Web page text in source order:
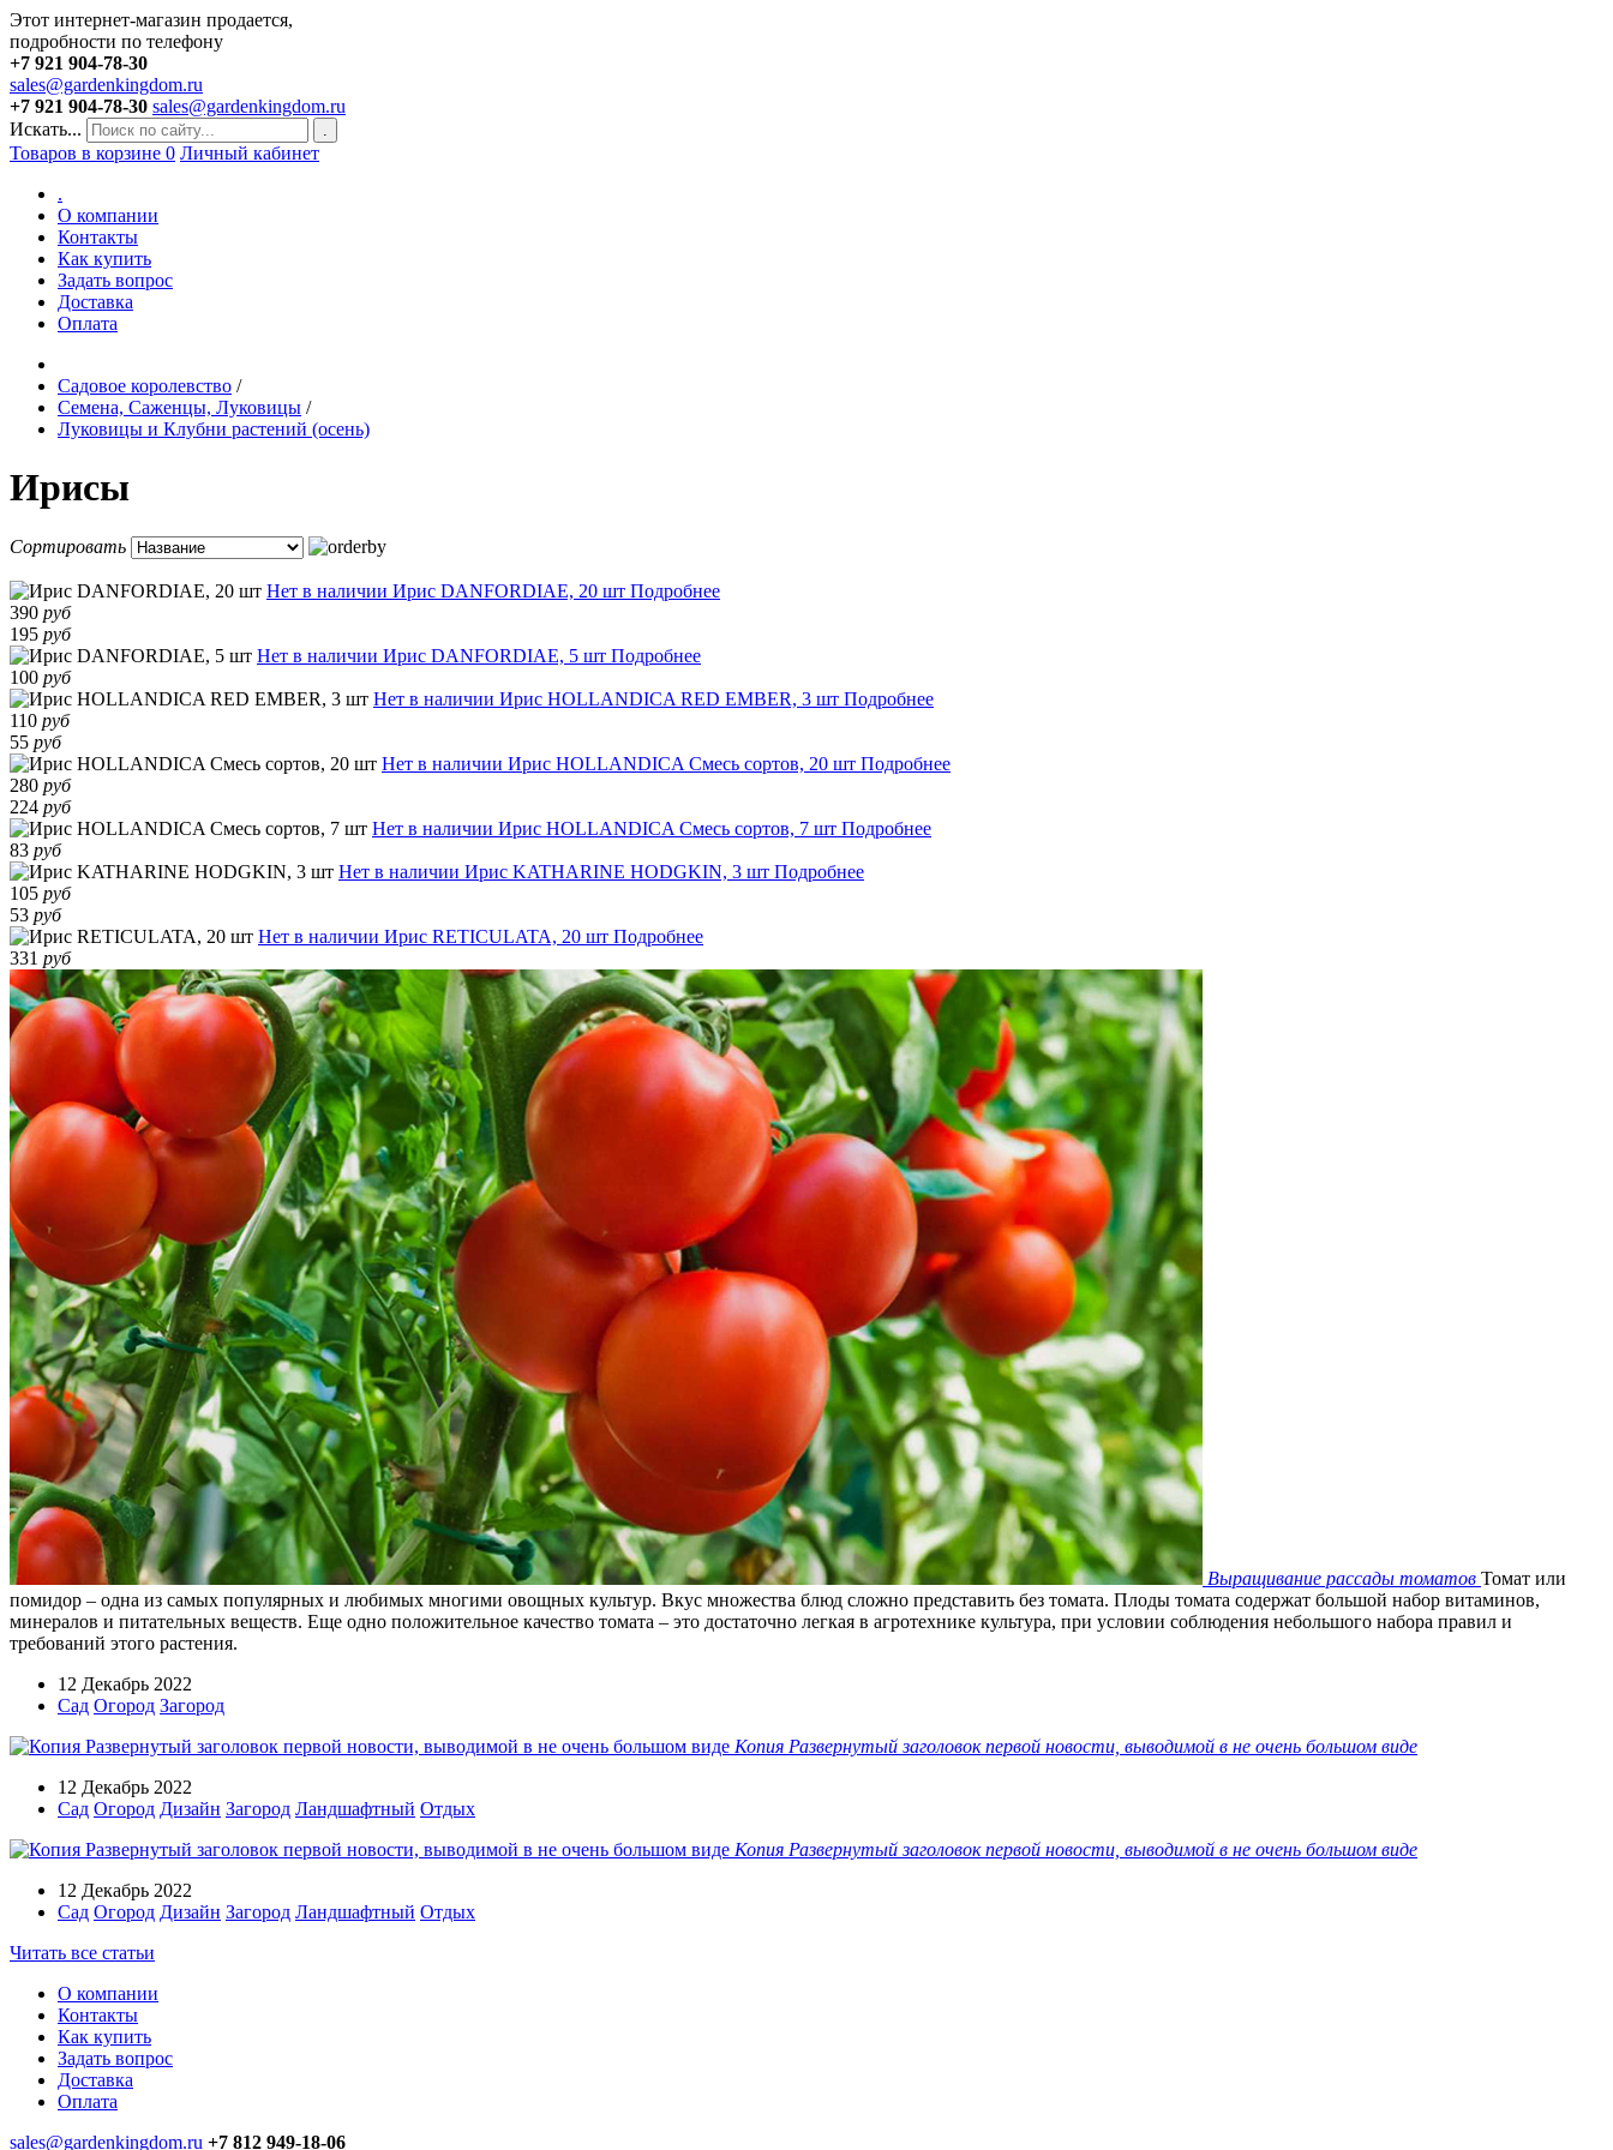
Этот интернет-магазин продается,
подробности по телефону
+7 921 904-78-30
sales@gardenkingdom.ru
+7 921 904-78-30 sales@gardenkingdom.ru
Искать...
.
Товаров в корзине 0 Личный кабинет
.
О компании
Контакты
Как купить
Задать вопрос
Доставка
Оплата
Садовое королевство /
Семена, Саженцы, Луковицы /
Луковицы и Клубни растений (осень)
Ирисы
Сортировать
Нет в наличии Ирис DANFORDIAE, 20 шт Подробнее
390 руб
195 руб
Нет в наличии Ирис DANFORDIAE, 5 шт Подробнее
100 руб
Нет в наличии Ирис HOLLANDICA RED EMBER, 3 шт Подробнее
110 руб
55 руб
Нет в наличии Ирис HOLLANDICA Смесь сортов, 20 шт Подробнее
280 руб
224 руб
Нет в наличии Ирис HOLLANDICA Смесь сортов, 7 шт Подробнее
83 руб
Нет в наличии Ирис KATHARINE HODGKIN, 3 шт Подробнее
105 руб
53 руб
Нет в наличии Ирис RETICULATA, 20 шт Подробнее
331 руб
Выращивание рассады томатов Томат или
помидор – одна из самых популярных и любимых многими овощных культур. Вкус множества блюд сложно представить без томата. Плоды томата содержат большой набор витаминов,
минералов и питательных веществ. Еще одно положительное качество томата – это достаточно легкая в агротехнике культура, при условии соблюдения небольшого набора правил и
требований этого растения.
12 Декабрь 2022
Сад Огород Загород
Копия Развернутый заголовок первой новости, выводимой в не очень большом виде
12 Декабрь 2022
Сад Огород Дизайн Загород Ландшафтный Отдых
Копия Развернутый заголовок первой новости, выводимой в не очень большом виде
12 Декабрь 2022
Сад Огород Дизайн Загород Ландшафтный Отдых
Читать все статьи
О компании
Контакты
Как купить
Задать вопрос
Доставка
Оплата
sales@gardenkingdom.ru +7 812 949-18-06